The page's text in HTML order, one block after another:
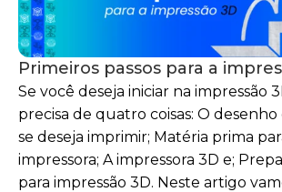
Primeiros passos para a
Se você deseja iniciar na impressão
precisa de quatro coisas: O
se deseja imprimir; Matéria prima
impressora; A impressora 3D e;
para impressão 3D. Neste artigo